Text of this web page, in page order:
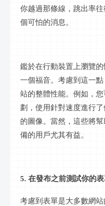
你越過那條線，跳出率
個可怕的消息。
鑑於在行動裝置上瀏覽
一個福音。考慮到這一
站的整體性能。例如，
劃，使用針對速度進行
的圖像。當然，這些將
備的用戶尤其有益。
5. 在發布之前測試你的
考慮到表單是大多數網